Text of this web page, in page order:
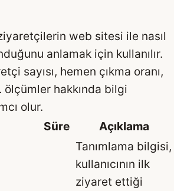
web sitesi ile nasıl
anlamak için kullanılır.
sayısı, hemen çıkma oranı,
ölçümler hakkında bilgi
olur.
Süre Açıklama
Tanımlama bilgisi,
kullanıcının ilk
ziyaret ettiği